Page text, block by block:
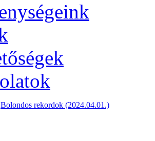
Bolondos rekordok (2024.04.01.)